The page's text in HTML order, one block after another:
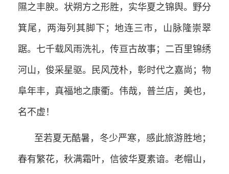
隰之丰腴。状朔方之形胜，实华夏之锦舆。野分
箕尾，两海列其脚下；地连三市，山脉隆崇翠
踞。七千载风雨洗礼，传亘古故事；二百里锦绣
河山，俊采星驱。民风茂朴，彰时代之嘉尚；物
阜年丰，真福地之康衢。伟哉，普兰店，美也，
名不虚！
至若夏无酷暑，冬少严寒，感此旅游胜地；
春有繁花，秋满霜叶，信彼华夏素谙。老帽山，